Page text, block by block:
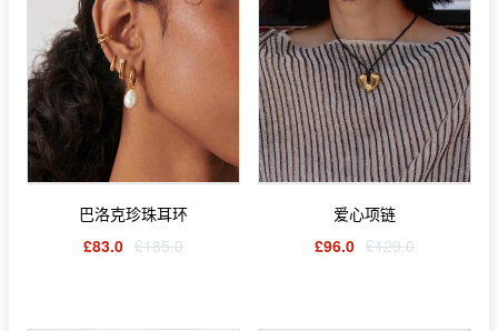
巴洛克珍珠耳环
£83.0 £185.0
爱心项链
£96.0 £129.0